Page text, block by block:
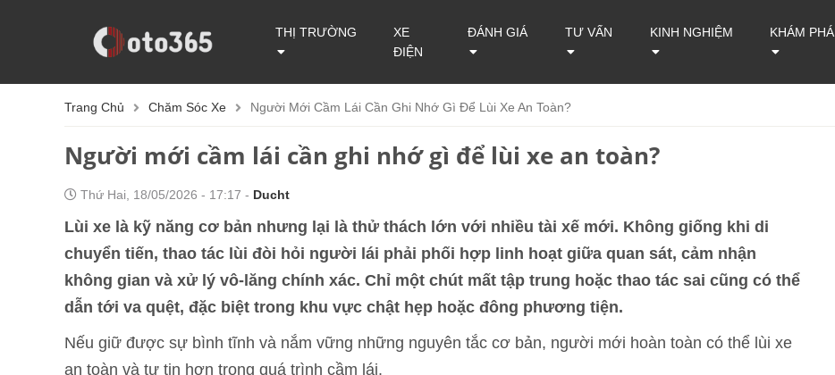
THỊ TRƯỜNG
XE
ĐIỆN
ĐÁNH GIÁ TƯ VẤN KINH NGHIỆM KHÁM PHÁ
Trang Chủ Chăm Sóc Xe Người Mới Cầm Lái Cần Ghi Nhớ Gì Để Lùi Xe An Toàn?
Người mới cầm lái cần ghi nhớ gì để lùi xe an toàn?
Thứ Hai, 18/05/2026 - 17:17 - Ducht
Lùi xe là kỹ năng cơ bản nhưng lại là thử thách lớn với nhiều tài xế mới. Không giống khi di
chuyển tiến, thao tác lùi đòi hỏi người lái phải phối hợp linh hoạt giữa quan sát, cảm nhận
không gian và xử lý vô-lăng chính xác. Chỉ một chút mất tập trung hoặc thao tác sai cũng có thể
dẫn tới va quệt, đặc biệt trong khu vực chật hẹp hoặc đông phương tiện.
Nếu giữ được sự bình tĩnh và nắm vững những nguyên tắc cơ bản, người mới hoàn toàn có thể lùi xe
an toàn và tự tin hơn trong quá trình cầm lái.